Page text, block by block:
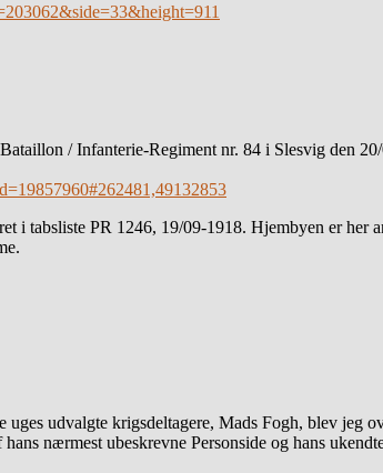
/ Infanterie-Regiment nr. 84 i Slesvig den
i tabsliste PR 1246, 19/09-1918. Hjembyen er
udvalgte krigsdeltagere, Mads Fogh, blev jeg
nærmest ubeskrevne Personside og hans